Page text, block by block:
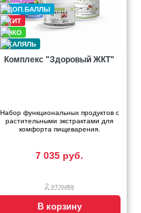
Комплекс "Здоровый ЖКТ"
Набор функциональных продуктов с
растительными экстрактами для
комфорта пищеварения.
7 035 руб.
2 отзыва
В корзину